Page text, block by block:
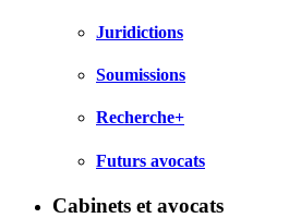
Juridictions
Soumissions
Recherche+
Futurs avocats
Cabinets et avocats